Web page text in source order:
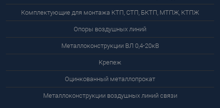
Комплектующие для монтажа КТП, СТП, БКТП, МТПЖ, КТПЖ
Опоры воздушных линий
Металлоконструкции ВЛ 0,4-20кВ
Крепеж
Оцинкованный металлопрокат
Металлоконструкции воздушных линий связи